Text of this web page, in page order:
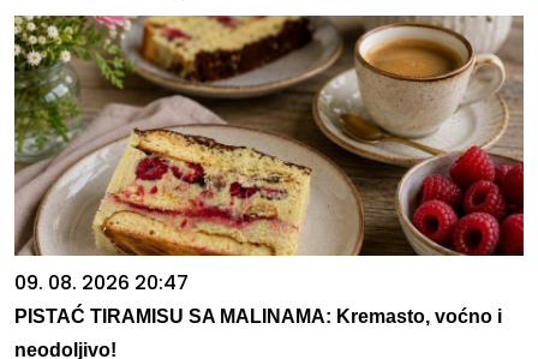
09. 08. 2026 20:47
PISTAĆ TIRAMISU SA MALINAMA: Kremasto, voćno i
neodoljivo!